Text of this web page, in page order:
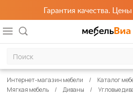
Гарантия качества.
Интернет-магазин мебели
Каталог
Мягкая мебель
Диваны Угловые